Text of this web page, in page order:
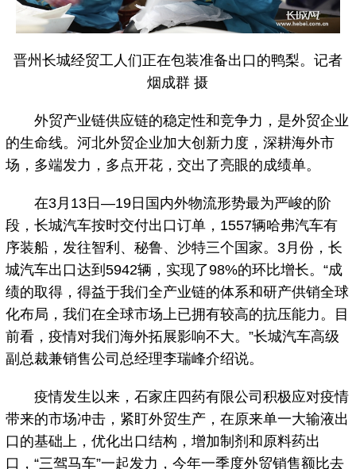
晋州长城经贸工人们正在包装准备出口的鸭梨。记者
烟成群 摄
外贸产业链供应链的稳定性和竞争力，是外贸企业
的生命线。河北外贸企业加大创新力度，深耕海外市
场，多端发力，多点开花，交出了亮眼的成绩单。
在3月13日—19日国内外物流形势最为严峻的阶
段，长城汽车按时交付出口订单，1557辆哈弗汽车有
序装船，发往智利、秘鲁、沙特三个国家。3月份，长
城汽车出口达到5942辆，实现了98%的环比增长。“成
绩的取得，得益于我们全产业链的体系和研产供销全球
化布局，我们在全球市场上已拥有较高的抗压能力。目
前看，疫情对我们海外拓展影响不大。”长城汽车高级
副总裁兼销售公司总经理李瑞峰介绍说。
疫情发生以来，石家庄四药有限公司积极应对疫情
带来的市场冲击，紧盯外贸生产，在原来单一大输液出
口的基础上，优化出口结构，增加制剂和原料药出
口，“三驾马车”一起发力，今年一季度外贸销售额比去